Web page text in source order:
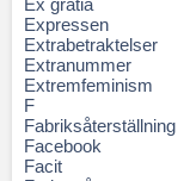
Ex gratia
Expressen
Extrabetraktelser
Extranummer
Extremfeminism
F
Fabriksåterställning
Facebook
Facit